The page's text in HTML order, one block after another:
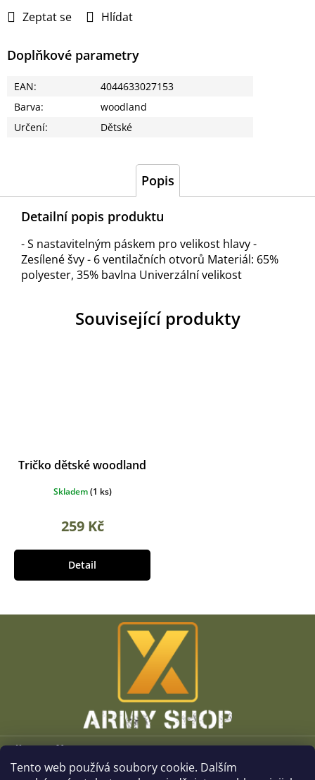
Tento web používá soubory cookie. Dalším
Zeptat se Hlídat
Doplňkové parametry
EAN:
4044633027153
Barva:
woodland
Určení: Dětské
Související produkty
Tričko dětské woodland
Skladem(1 ks)
259 Kč
Detail
Popis
Detailní popis produktu
- S nastavitelným páskem pro velikost hlavy -
Zesílené švy - 6 ventilačních otvorů Materiál: 65%
polyester, 35% bavlna Univerzální velikost
Z
Vše o nákupu